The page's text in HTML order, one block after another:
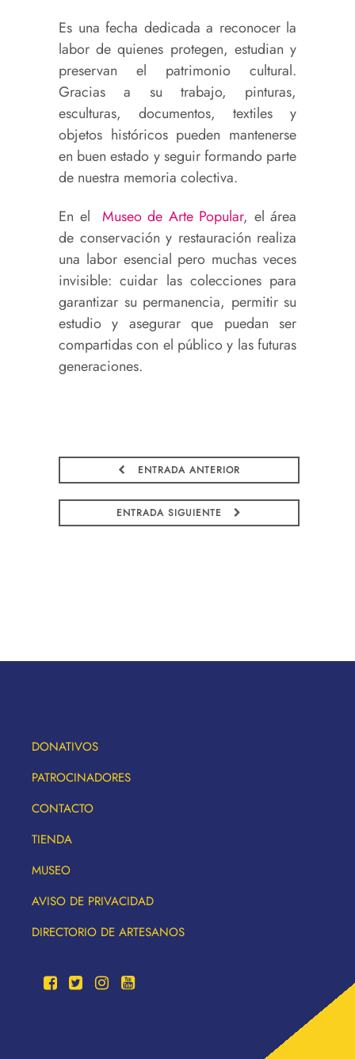
Es una fecha dedicada a reconocer la
labor de quienes protegen, estudian y
preservan el patrimonio cultural.
Gracias a su trabajo, pinturas,
esculturas, documentos, textiles y
objetos históricos pueden mantenerse
en buen estado y seguir formando parte
de nuestra memoria colectiva.
En el Museo de Arte Popular, el área
de conservación y restauración realiza
una labor esencial pero muchas veces
invisible: cuidar las colecciones para
garantizar su permanencia, permitir su
estudio y asegurar que puedan ser
compartidas con el público y las futuras
generaciones.
ENTRADA ANTERIOR
ENTRADA SIGUIENTE
DONATIVOS
PATROCINADORES
CONTACTO
TIENDA
MUSEO
AVISO DE PRIVACIDAD
DIRECTORIO DE ARTESANOS